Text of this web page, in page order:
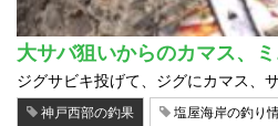
大サバ狙いからのカマス、
ジグサビキ投げて、ジグにカマス、
神戸西部の釣果 塩屋海岸の釣り